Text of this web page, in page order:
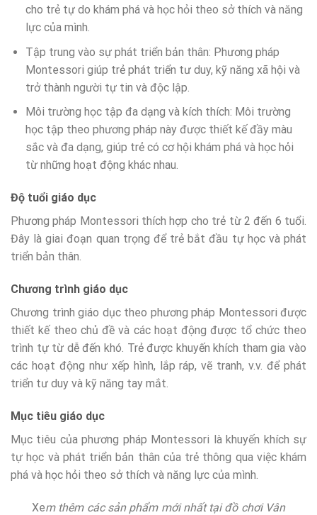
cho trẻ tự do khám phá và học hỏi theo sở thích và năng
lực của mình.
Tập trung vào sự phát triển bản thân: Phương pháp
Montessori giúp trẻ phát triển tư duy, kỹ năng xã hội và
trở thành người tự tin và độc lập.
Môi trường học tập đa dạng và kích thích: Môi trường
học tập theo phương pháp này được thiết kế đầy màu
sắc và đa dạng, giúp trẻ có cơ hội khám phá và học hỏi
từ những hoạt động khác nhau.
Độ tuổi giáo dục
Phương pháp Montessori thích hợp cho trẻ từ 2 đến 6 tuổi.
Đây là giai đoạn quan trọng để trẻ bắt đầu tự học và phát
triển bản thân.
Chương trình giáo dục
Chương trình giáo dục theo phương pháp Montessori được
thiết kế theo chủ đề và các hoạt động được tổ chức theo
trình tự từ dễ đến khó. Trẻ được khuyến khích tham gia vào
các hoạt động như xếp hình, lắp ráp, vẽ tranh, v.v. để phát
triển tư duy và kỹ năng tay mắt.
Mục tiêu giáo dục
Mục tiêu của phương pháp Montessori là khuyến khích sự
tự học và phát triển bản thân của trẻ thông qua việc khám
phá và học hỏi theo sở thích và năng lực của mình.
Xem thêm các sản phẩm mới nhất tại đồ chơi Vân